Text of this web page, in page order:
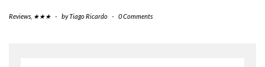
Reviews ★★★ - byTiago Ricardo - 0 Comments